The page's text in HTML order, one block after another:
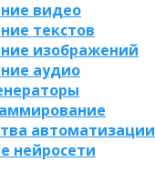
видео
текстов
изображений
аудио
автоматизации
нейросети